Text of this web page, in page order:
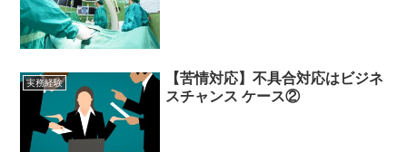
実務経験
【苦情対応】不具合対応はビジネ
スチャンス ケース②